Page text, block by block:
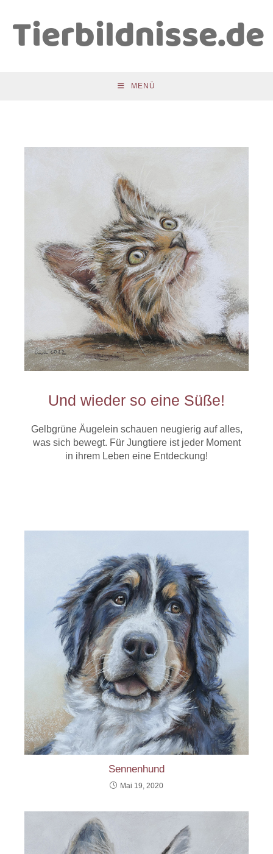
Tierbildnisse.de
MENÜ
Und wieder so eine Süße!
Gelbgrüne Äugelein schauen neugierig auf alles,
was sich bewegt. Für Jungtiere ist jeder Moment
in ihrem Leben eine Entdeckung!
Sennenhund
Mai 19, 2020